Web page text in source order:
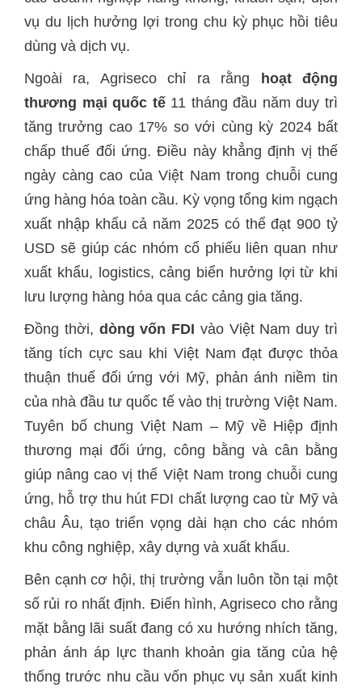
vụ du lịch hưởng lợi trong chu kỳ phục hồi tiêu
‏Ngoài ra, Agriseco chỉ ra rằng hoạt động
thương mại quốc tế11 tháng đầu năm duy trì
tăng trưởng cao 17% so với cùng kỳ 2024 bất
chấp thuế đối ứng. Điều này khẳng định vị thế
ngày càng cao của Việt Nam trong chuỗi cung
ứng hàng hóa toàn cầu. Kỳ vọng tổng kim ngạch
xuất nhập khẩu cả năm 2025 có thể đạt 900 tỷ
USD sẽ giúp các nhóm cổ phiếu liên quan như
xuất khẩu, logistics, cảng biển hưởng lợi từ khi
Đồng thời, dòng vốn FDI vào Việt Nam duy trì
tăng tích cực sau khi Việt Nam đạt được thỏa
thuận thuế đối ứng với Mỹ, phản ánh niềm tin
của nhà đầu tư quốc tế vào thị trường Việt Nam.
Tuyên bố chung Việt Nam – Mỹ về Hiệp định
thương mại đối ứng, công bằng và cân bằng
giúp nâng cao vị thế Việt Nam trong chuỗi cung
ứng, hỗ trợ thu hút FDI chất lượng cao từ Mỹ và
châu Âu, tạo triển vọng dài hạn cho các nhóm
số rủi ro nhất định. Điển hình, Agriseco cho rằng
mặt bằng lãi suất đang có xu hướng nhích tăng,
phản ánh áp lực thanh khoản gia tăng của hệ
thống trước nhu cầu vốn phục vụ sản xuất kinh